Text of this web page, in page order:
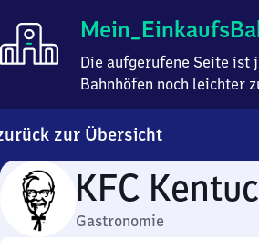
Mein
Einkaufsbahnhof
ist
umgezogen
Die aufgerufene Seite ist
Bahnhöfen noch leichter
zur Übersicht
KFC
Gastronomie